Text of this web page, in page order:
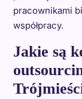
pracownikami
współpracy.
Jakie są